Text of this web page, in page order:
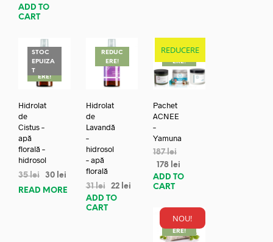
ADD TO
CART
STOC
EPUIZA
TREDUC
ERE!
Hidrolat
de
Cistus –
apă
florală –
hidrosol
35lei 30 lei
READ MORE
REDUC
ERE!
Hidrolat
de
Lavandă
–
hidrosol
– apă
florală
31lei 22 lei
ADD TO
CART
REDUCERE
REDUC
ERE!
Pachet
ACNEE
–
Yamuna
187lei
178 lei
ADD TO
CART
NOU!
REDUC
ERE!